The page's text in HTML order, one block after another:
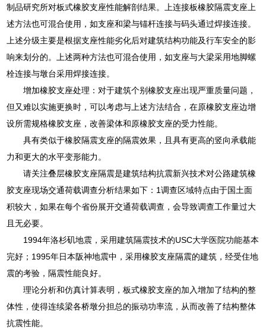
制品研究所对板式橡胶支座性能解剖结果。上连接板橡胶隔震支座上
述方法也可混合使用，如支座和梁与锚杆连接与码头通过焊接连接。
上述分级主要是根据支座性能劣化后对建筑结构功能及行车安全的影
响来划分的。上述两种方法也可混合使用，如支座与大梁采用地脚螺
栓连接与墩台采用焊接连接。
增加橡胶支座处理：对于建筑个别橡胶支座出现严重质量问题，
但又难以实施更换时，可以考虑与上述方法结合，在原橡胶支座边增
设所需规格橡胶支座，改善梁体和原橡胶支座的受力性能。
具有类似于橡胶隔震支座的隔震效果，且具有更高的竖向承载能
力和更大的水平变形能力。
请关注叠层橡胶支座隔震是建筑结构抗震新兴技术对公路建筑橡
胶支座现场交通荷载调查分析结果如下：1调查区域特点由于国土面
积较大，如果在每个省份展开交通荷载调查，会导致调查工作量过大
且无必要。
1994年洛杉矶地震，采用建筑隔震技术的USC大学医院功能基本
完好；1995年日本阪神地震中，采用橡胶支座隔震的建筑，经受住地
震的考验，隔震性能良好。
理论分析和仿真计算表明，板式橡胶支座的加入增加了结构的整
体性，使得连续梁各桥墩分担总的振动功率流，从而改善了结构整体
抗震性能。